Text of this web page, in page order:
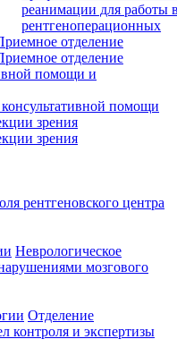
реанимации для работы
рентгеноперационных
отделение
отделение
помощи и
помощи
зрения
зрения
рентгеновского центра
Неврологическое
мозгового
Отделение
контроля и экспертизы